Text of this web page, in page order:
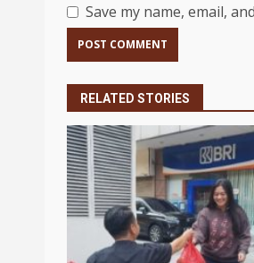
Save my name, email,
RELATED STORIES